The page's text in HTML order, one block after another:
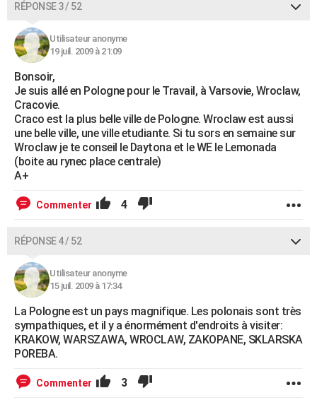
RÉPONSE 3 / 52
Utilisateur anonyme
19 juil. 2009 à 21:09
Bonsoir,
Je suis allé en Pologne pour le Travail, à Varsovie, Wroclaw,
Cracovie.
Craco est la plus belle ville de Pologne. Wroclaw est aussi
une belle ville, une ville etudiante. Si tu sors en semaine sur
Wroclaw je te conseil le Daytona et le WE le Lemonada
(boite au rynec place centrale)
A+
Commenter 4
RÉPONSE 4 / 52
Utilisateur anonyme
15 juil. 2009 à 17:34
La Pologne est un pays magnifique. Les polonais sont très
sympathiques, et il y a énormément d'endroits à visiter:
KRAKOW, WARSZAWA, WROCLAW, ZAKOPANE, SKLARSKA
POREBA.
Commenter 3